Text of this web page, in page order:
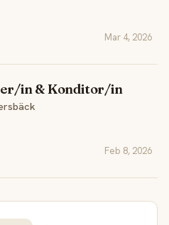
Mar 4, 2026
in & Konditor/in
Feb 8, 2026